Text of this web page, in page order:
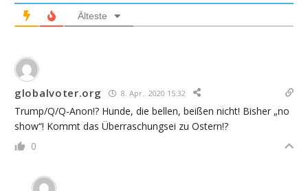
Älteste
globalvoter.org 8. Apr.. 2020 15:32
Trump/Q/Q-Anon!? Hunde, die bellen, beißen nicht! Bisher „no
show“! Kommt das Überraschungsei zu Ostern!?
0